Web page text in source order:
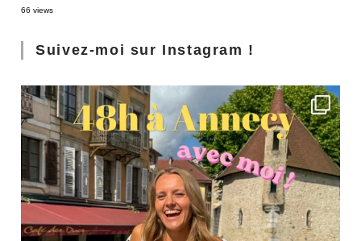
66 views
Suivez-moi sur Instagram !